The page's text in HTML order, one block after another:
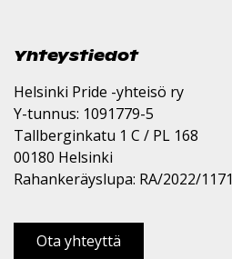
Yhteystiedot
Helsinki Pride -yhteisö ry
Y-tunnus: 1091779-5
Tallberginkatu 1 C / PL 168
00180 Helsinki
Rahankeräyslupa: RA/2022/1171
Ota yhteyttä